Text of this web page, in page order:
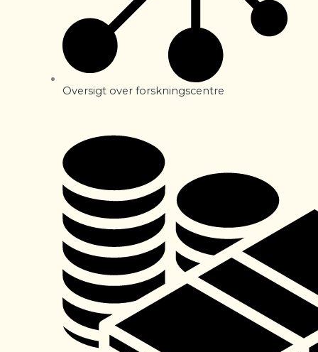
Oversigt over forskningscentre